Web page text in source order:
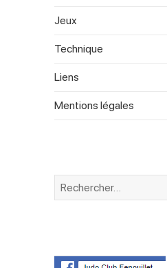
Jeux
Technique
Liens
Mentions légales
Rechercher :